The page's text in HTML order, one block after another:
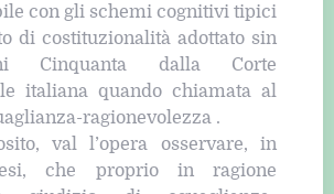
con gli schemi cognitivi tipici
di costituzionalità adottato sin
Cinquanta dalla Corte
italiana quando chiamata al
ragionevolezza .
val l’opera osservare, in
che proprio in ragione